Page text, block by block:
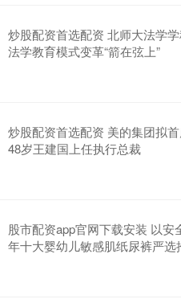
炒股配资首选配资 北师大法学学
法学教育模式变革“箭在弦上”
炒股配资首选配资 美的集团拟
48岁王建国上任执行总裁
股市配资app官网下载安装 以安
年十大婴幼儿敏感肌纸尿裤严选